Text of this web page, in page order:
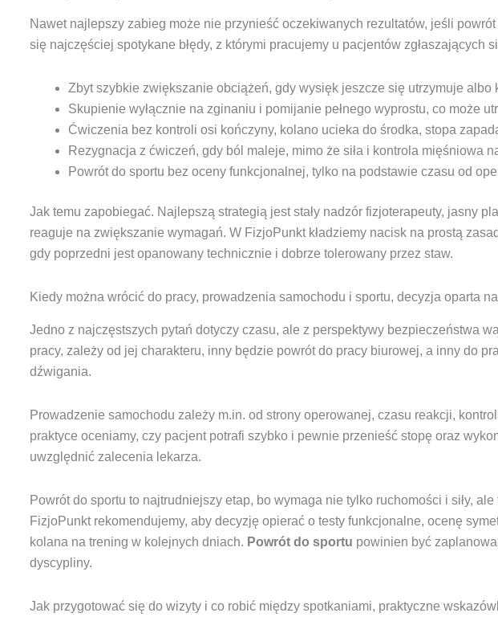
Nawet najlepszy zabieg może nie przynieść oczekiwanych rezultatów, jeśli
się najczęściej spotykane błędy, z którymi pracujemy u pacjentów zgłaszających
Zbyt szybkie zwiększanie obciążeń, gdy wysięk jeszcze się utrzymuje albo
Skupienie wyłącznie na zginaniu i pomijanie pełnego wyprostu, co może
Ćwiczenia bez kontroli osi kończyny, kolano ucieka do środka, stopa
Rezygnacja z ćwiczeń, gdy ból maleje, mimo że siła i kontrola mięśniowa
Powrót do sportu bez oceny funkcjonalnej, tylko na podstawie czasu od
Jak temu zapobiegać. Najlepszą strategią jest stały nadzór fizjoterapeuty, jasny
reaguje na zwiększanie wymagań. W FizjoPunkt kładziemy nacisk na prostą
gdy poprzedni jest opanowany technicznie i dobrze tolerowany przez staw.
Kiedy można wrócić do pracy, prowadzenia samochodu i sportu, decyzja oparta
Jedno z najczęstszych pytań dotyczy czasu, ale z perspektywy bezpieczeństwa
pracy, zależy od jej charakteru, inny będzie powrót do pracy biurowej, a inny do
dźwigania.
Prowadzenie samochodu zależy m.in. od strony operowanej, czasu reakcji,
praktyce oceniamy, czy pacjent potrafi szybko i pewnie przenieść stopę oraz
uwzględnić zalecenia lekarza.
Powrót do sportu to najtrudniejszy etap, bo wymaga nie tylko ruchomości i siły,
FizjoPunkt rekomendujemy, aby decyzję opierać o testy funkcjonalne, ocenę
kolana na trening w kolejnych dniach. Powrót do sportu powinien być
dyscypliny.
Jak przygotować się do wizyty i co robić między spotkaniami, praktyczne